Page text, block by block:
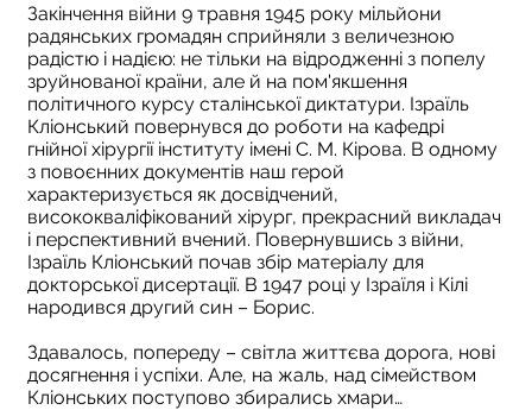
Закінчення війни 9 травня 1945 року мільйони
радянських громадян сприйняли з величезною
радістю і надією: не тільки на відродженні з попелу
зруйнованої країни, але й на пом'якшення
політичного курсу сталінської диктатури. Ізраїль
Кліонський повернувся до роботи на кафедрі
гнійної хірургії інституту імені С. М. Кірова. В одному
з повоєнних документів наш герой
характеризується як досвідчений,
висококваліфікований хірург, прекрасний викладач
і перспективний вчений. Повернувшись з війни,
Ізраїль Кліонський почав збір матеріалу для
докторської дисертації. В 1947 році у Ізраїля і Кілі
народився другий син – Борис.
Здавалось, попереду – світла життєва дорога, нові
досягнення і успіхи. Але, на жаль, над сімейством
Кліонських поступово збирались хмари…